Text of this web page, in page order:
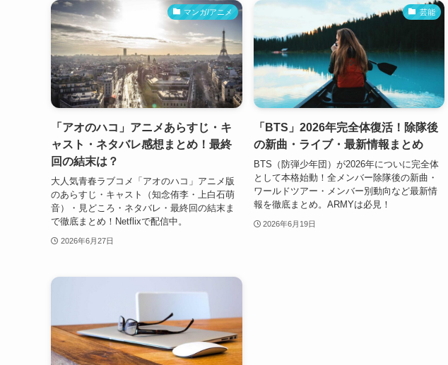
マンガ/アニメ
「アオのハコ」アニメあらすじ・キ
ャスト・ネタバレ感想まとめ！最終
回の結末は？
大人気青春ラブコメ「アオのハコ」アニメ版
のあらすじ・キャスト（知念侑李・上白石萌
音）・見どころ・ネタバレ・最終回の結末ま
で徹底まとめ！Netflixで配信中。
2026年6月27日
芸能
「BTS」2026年完全体復活！除隊後
の新曲・ライブ・最新情報まとめ
BTS（防弾少年団）が2026年についに完全体
として本格始動！全メンバー除隊後の新曲・
ワールドツアー・メンバー別動向など最新情
報を徹底まとめ。ARMYは必見！
2026年6月19日